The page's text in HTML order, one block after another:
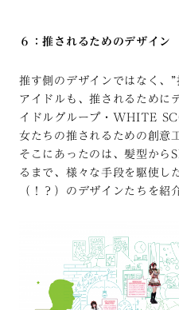
６：推されるためのデザイン
推す側のデザインではなく、”
アイドルも、推されるために
イドルグループ・WHITE
女たちの推されるための創意
そこにあったのは、髪型から
るまで、様々な手段を駆使し
（！？）のデザインたちを紹